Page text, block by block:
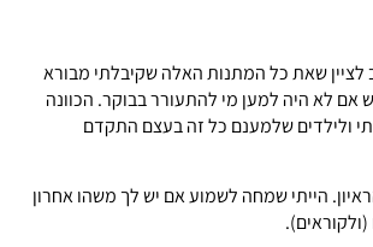
לציין שאת כל המתנות האלה שקיבלתי מבורא
אם לא היה למען מי להתעורר בבוקר. הכוונה
ולילדים שלמענם כל זה בעצם התקדם
הייתי שמחה לשמוע אם יש לך משהו אחרון